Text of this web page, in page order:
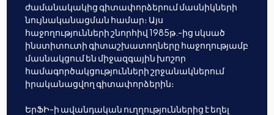
ժամանակակից գիտափորձերում մասնիկների
նույնականացման համար։ Այս
հաջողությունների շնորհիվ 1985թ.-ից սկսած
ինստիտուտի գիտաշխատողները հաջողությամբ
մասնակցում են միջազգային խոշոր
համագործակցությունների շրջանակներում
իրականացվող գիտափորձերին։
ԵրՖԻ-ի ավանդական ուղղություններից է եղել